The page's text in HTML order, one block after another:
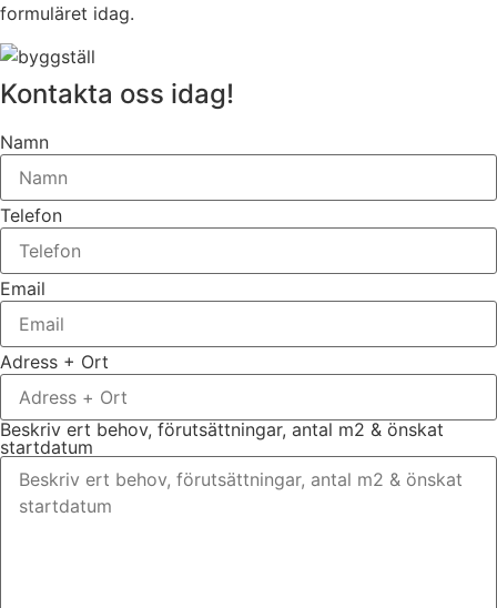
formuläret idag.
Kontakta oss idag!
Namn
Telefon
Email
Adress + Ort
Beskriv ert behov, förutsättningar, antal m2 & önskat
startdatum